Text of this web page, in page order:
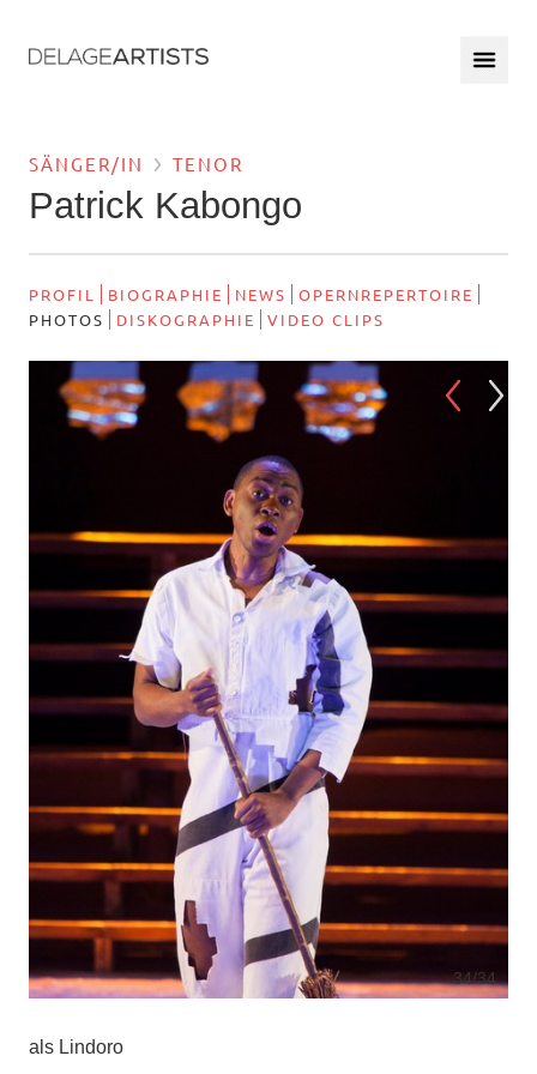
SÄNGER/IN TENOR
Patrick Kabongo
PROFIL BIOGRAPHIE NEWS
OPERNREPERTOIRE
PHOTOS
DISKOGRAPHIE VIDEO CLIPS
34/34
als Lindoro